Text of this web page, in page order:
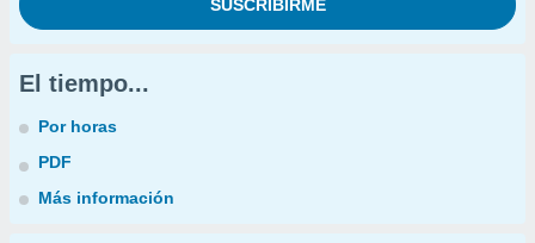
El tiempo...
Por horas
PDF
Más información